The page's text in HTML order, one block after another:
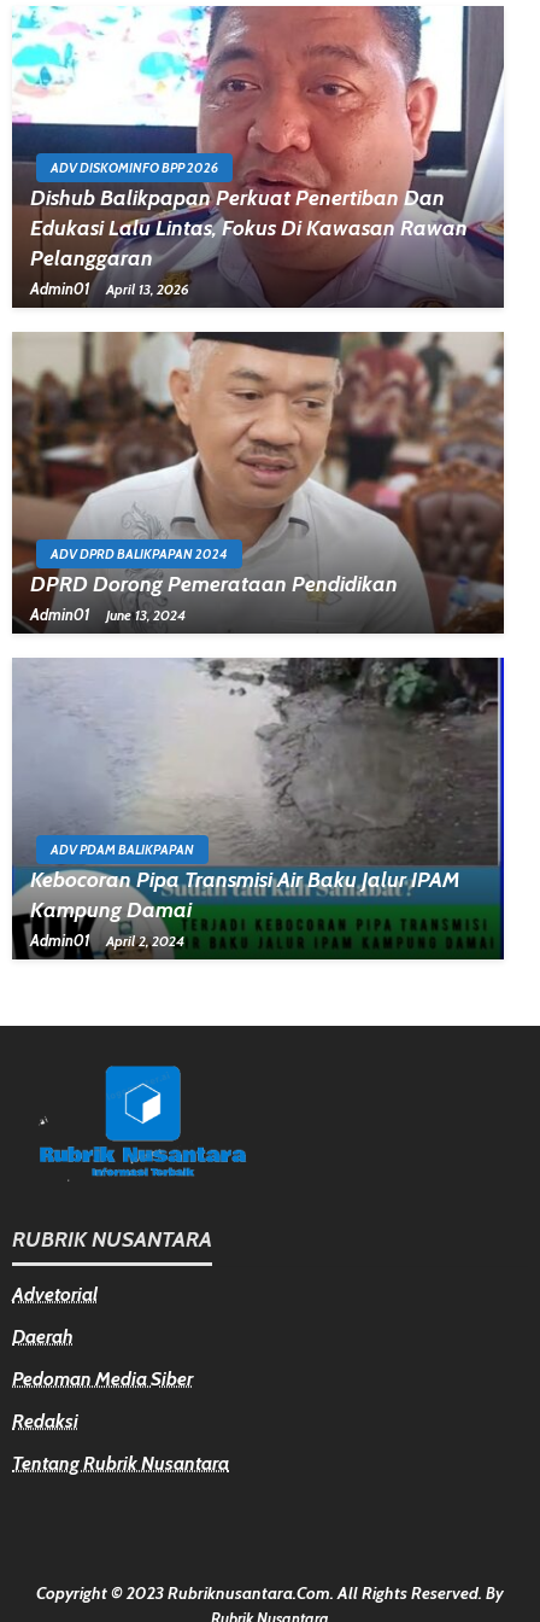
ADV DISKOMINFO BPP 2026
Dishub Balikpapan Perkuat Penertiban Dan
Edukasi Lalu Lintas, Fokus Di Kawasan Rawan
Pelanggaran
Admin01 April 13, 2026
ADV DPRD BALIKPAPAN 2024
DPRD Dorong Pemerataan Pendidikan
Admin01 June 13, 2024
ADV PDAM BALIKPAPAN
Kebocoran Pipa Transmisi Air Baku Jalur IPAM
Kampung Damai
Admin01 April 2, 2024
RUBRIK NUSANTARA
Advetorial
Daerah
Pedoman Media Siber
Redaksi
Tentang Rubrik Nusantara
Copyright © 2023 Rubriknusantara.com. All Rights Reserved. By
Rubrik Nusantara